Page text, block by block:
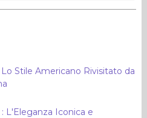
Stile Americano Rivisitato da
L'Eleganza Iconica e